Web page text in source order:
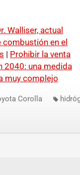
Walliser, actual
en el
| Prohibir la venta
2040: una medida
muy complejo
Corolla